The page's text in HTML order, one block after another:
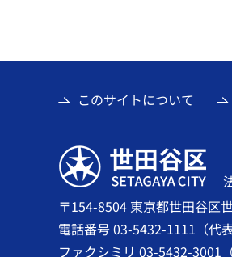
このサイトについて
世田谷区
〒154-8504 東京都世田谷区
電話番号 03-5432-1111（代表
ファクシミリ 03-5432-3001